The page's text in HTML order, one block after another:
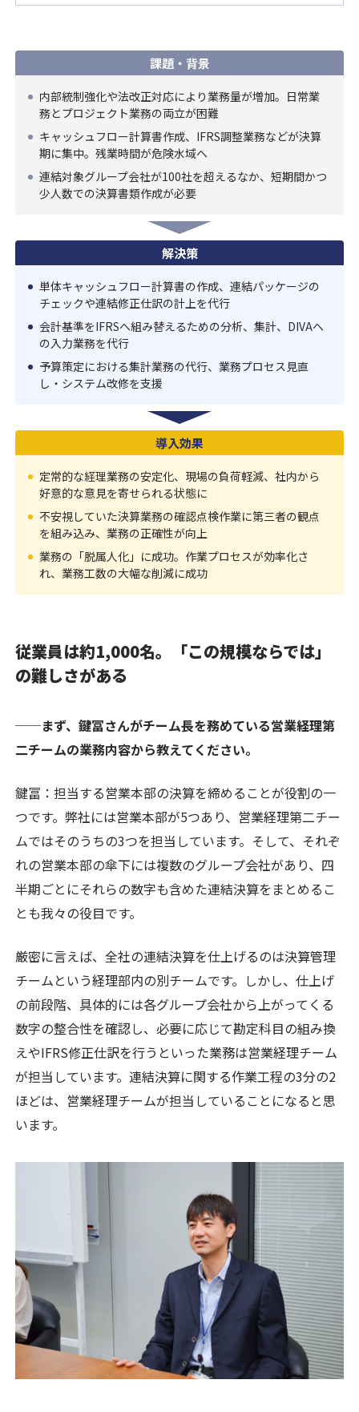
課題・背景
内部統制強化や法改正対応により業務量が増加。日常業
務とプロジェクト業務の両立が困難
キャッシュフロー計算書作成、IFRS調整業務などが決算
期に集中。残業時間が危険水域へ
連結対象グループ会社が100社を超えるなか、短期間かつ
少人数での決算書類作成が必要
解決策
単体キャッシュフロー計算書の作成、連結パッケージの
チェックや連結修正仕訳の計上を代行
会計基準をIFRSへ組み替えるための分析、集計、DIVAへ
の入力業務を代行
予算策定における集計業務の代行、業務プロセス見直
し・システム改修を支援
導入効果
定常的な経理業務の安定化、現場の負荷軽減、社内から
好意的な意見を寄せられる状態に
不安視していた決算業務の確認点検作業に第三者の観点
を組み込み、業務の正確性が向上
業務の「脱属人化」に成功。作業プロセスが効率化さ
れ、業務工数の大幅な削減に成功
従業員は約1,000名。「この規模ならでは」
の難しさがある
──まず、鍵冨さんがチーム長を務めている営業経理第
二チームの業務内容から教えてください。
鍵冨 ：担当する営業本部の決算を締めることが役割の一
つです。弊社には営業本部が5つあり、営業経理第二チー
ムではそのうちの3つを担当しています。そして、それぞ
れの営業本部の傘下には複数のグループ会社があり、四
半期ごとにそれらの数字も含めた連結決算をまとめるこ
とも我々の役目です。
厳密に言えば、全社の連結決算を仕上げるのは決算管理
チームという経理部内の別チームです。しかし、仕上げ
の前段階、具体的には各グループ会社から上がってくる
数字の整合性を確認し、必要に応じて勘定科目の組み換
えやIFRS修正仕訳を行うといった業務は営業経理チーム
が担当しています。連結決算に関する作業工程の3分の2
ほどは、営業経理チームが担当していることになると思
います。